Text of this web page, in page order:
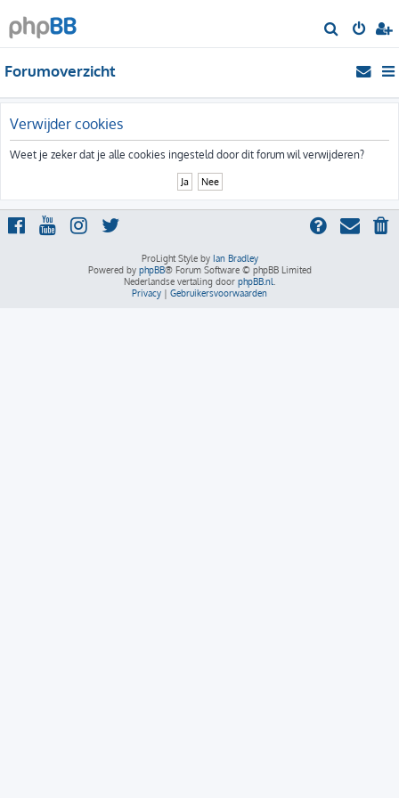
o
Forumoverzicht
Verwijder cookies
Weet je zeker dat je alle cookies ingesteld door dit forum wil verwijderen?
ProLight Style by Ian Bradley
Powered by phpBB® Forum Software © phpBB Limited
Nederlandse vertaling door phpBB.nl
Privacy | Gebruikersvoorwaarden